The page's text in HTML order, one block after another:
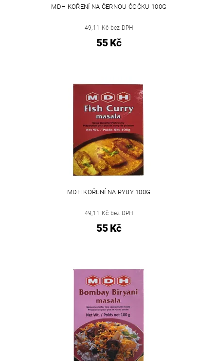
MDH KOŘENÍ NA ČERNOU ČOČKU 100G
49,11 Kč bez DPH
55 Kč
MDH KOŘENÍ NA RYBY 100G
49,11 Kč bez DPH
55 Kč